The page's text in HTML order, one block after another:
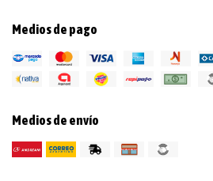
Medios de pago
Medios de envío